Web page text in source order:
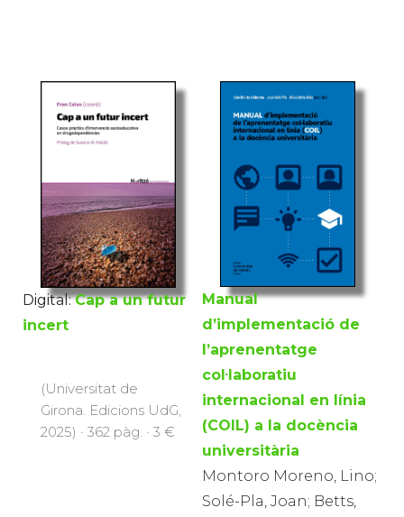
Digital: Cap a un futur
incert
(Universitat de
Girona. Edicions UdG,
2025) · 362 pàg. · 3 €
Manual
d’implementació de
l’aprenentatge
col·laboratiu
internacional en línia
(COIL) a la docència
universitària
Montoro Moreno, Lino;
Solé-Pla, Joan; Betts,